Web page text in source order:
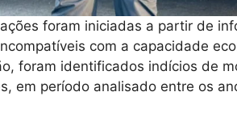
foram iniciadas a partir de
com a capacidade
foram identificados indícios de
em período analisado entre os